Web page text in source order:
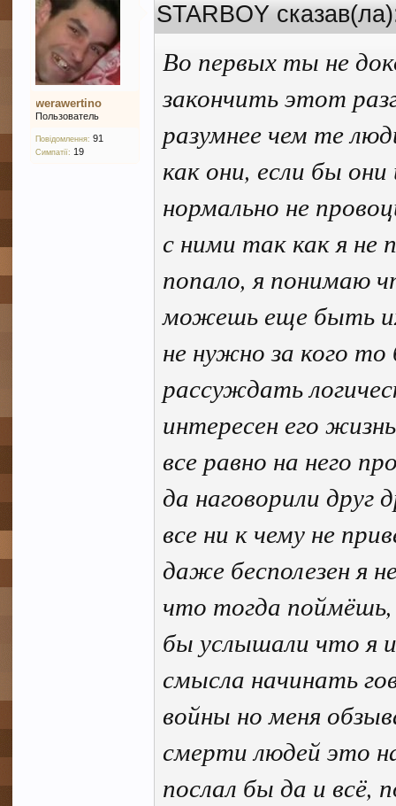
werawertino
Пользователь
Повідомлення: 91
Симпатії: 19
STARBOY
Во первых ты не
закончить этот
разумнее чем те
как они, если бы
нормально не
с ними так как я не
попало, я понимаю
можешь еще быть
не нужно за кого
рассуждать
интересен его
все равно на него
да наговорили друг
все ни к чему не
даже бесполезен я
что тогда
бы услышали что я
смысла начинать
войны но меня
смерти людей это
послал бы да и всё,